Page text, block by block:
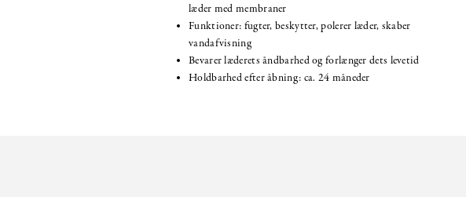
læder med membraner
Funktioner: fugter, beskytter, polerer læder, skaber
vandafvisning
Bevarer læderets åndbarhed og forlænger dets levetid
Holdbarhed efter åbning: ca. 24 måneder